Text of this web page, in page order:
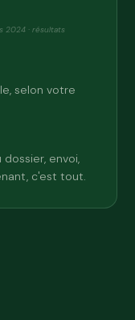
2024 · résultats
selon votre
envoi,
c'est tout.